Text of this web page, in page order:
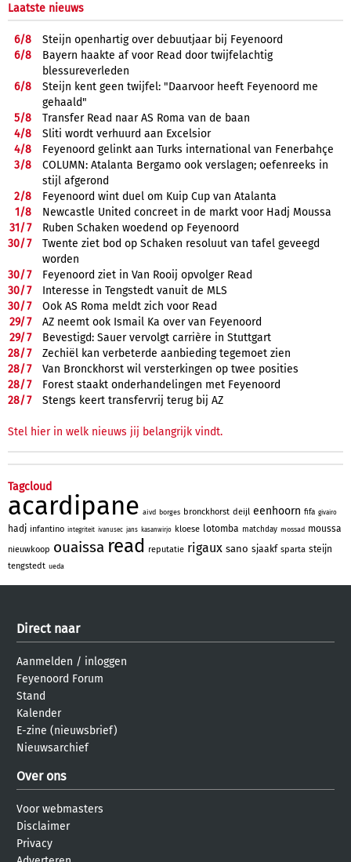
Laatste nieuws
6/8
Steijn openhartig over debuutjaar bij Feyenoord
6/8
Bayern haakte af voor Read door twijfelachtig
blessureverleden
6/8
Steijn kent geen twijfel: "Daarvoor heeft Feyenoord me
gehaald"
5/8
Transfer Read naar AS Roma van de baan
4/8
Sliti wordt verhuurd aan Excelsior
4/8
Feyenoord gelinkt aan Turks international van Fenerbahçe
3/8
COLUMN: Atalanta Bergamo ook verslagen; oefenreeks in
stijl afgerond
2/8
Feyenoord wint duel om Kuip Cup van Atalanta
1/8
Newcastle United concreet in de markt voor Hadj Moussa
31/7
Ruben Schaken woedend op Feyenoord
30/7
Twente ziet bod op Schaken resoluut van tafel geveegd
worden
30/7
Feyenoord ziet in Van Rooij opvolger Read
30/7
Interesse in Tengstedt vanuit de MLS
30/7
Ook AS Roma meldt zich voor Read
29/7
AZ neemt ook Ismail Ka over van Feyenoord
29/7
Bevestigd: Sauer vervolgt carrière in Stuttgart
28/7
Zechiël kan verbeterde aanbieding tegemoet zien
28/7
Van Bronckhorst wil versterkingen op twee posities
28/7
Forest staakt onderhandelingen met Feyenoord
28/7 Stengs keert transfervrij terug bij AZ
Stel hier in welk nieuws jij belangrijk vindt.
Tagcloud
acardipane aivd borges bronckhorst deijl eenhoorn fifa givairo
hadj infantino integriteit ivanusec jans kasanwirjo kloese lotomba matchday mossad moussa
nieuwkoop ouaissa read reputatie rigaux sano sjaakf sparta steijn
tengstedt ueda
Direct naar
Aanmelden / inloggen
Feyenoord Forum
Stand
Kalender
E-zine (nieuwsbrief)
Nieuwsarchief
Over ons
Voor webmasters
Disclaimer
Privacy